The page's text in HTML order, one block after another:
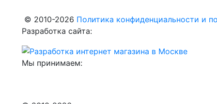
© 2010-2026 Политика конфиденциальности и
Разработка сайта:
Мы принимаем: